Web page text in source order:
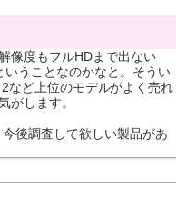
像度もフルHDまで出ない
いうことなのかなと。そうい
など上位のモデルがよく売れ
がします。
後調査して欲しい製品があ